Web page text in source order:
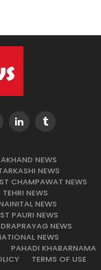
NEWS
NEWS
CHAMPAWAT NEWS
TEHRI NEWS
NEWS
PAURI NEWS
NEWS
NEWS
PAHADI KHABARNAMA
TERMS OF USE